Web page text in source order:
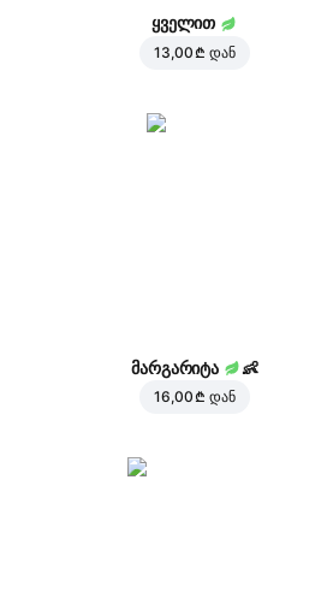
ყველით
13,00 ₾ დან
მარგარიტა 👶
16,00 ₾ დან